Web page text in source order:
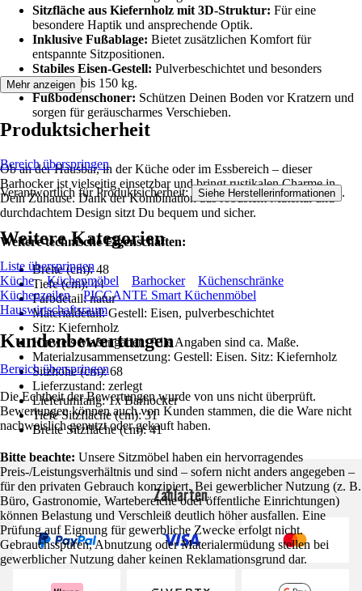
Sitzfläche aus Kiefernholz mit 3D-Struktur: Für eine
besondere Haptik und ansprechende Optik.
Inklusive Fußablage: Bietet zusätzlichen Komfort für
entspannte Sitzpositionen.
Stabiles Eisen-Gestell: Pulverbeschichtet und besonders
belastbar bis 150 kg.
Fußbodenschoner: Schützen Deinen Boden vor Kratzern und
sorgen für geräuscharmes Verschieben.
Ob an der Hausbar, in der Küche oder im Essbereich – dieser
Barhocker ist vielseitig einsetzbar und bringt rustikalen Charme in
Dein Zuhause. Dank der Kombination aus robustem Material und
durchdachtem Design sitzt Du bequem und sicher.
Weitere technische Eigenschaften:
Breite (cm): 48
Tiefe (cm): 44
Farbdetail: natur
Materialdetail: Gestell: Eisen, pulverbeschichtet
Sitz: Kiefernholz
Hinweis Maßangaben: Alle Angaben sind ca. Maße.
Materialzusammensetzung: Gestell: Eisen. Sitz: Kiefernholz
Sitzhöhe (cm): 68
Lieferzustand: zerlegt
Lieferumfang: 1x Barhocker
Tiefe Sitzfläche (cm): 31
Breite Sitzfläche (cm): 41
Bitte beachte: Unsere Sitzmöbel haben ein hervorragendes
Preis-/Leistungsverhältnis und sind – sofern nicht anders angegeben –
für den privaten Gebrauch konzipiert. Bei gewerblicher Nutzung (z. B.
Büro, Gastronomie, Wartebereiche oder öffentliche Einrichtungen)
können Belastung und Verschleiß deutlich höher ausfallen. Eine
Prüfung auf Eignung für gewerbliche Zwecke erfolgt nicht.
Gebrauchsspuren, Abnutzung oder Materialermüdung stellen bei
gewerblicher Nutzung daher keinen Reklamationsgrund dar.
Mehr anzeigen
Produktsicherheit
Bereich überspringen
Verantwortlich für Produktsicherheit: Siehe Herstellerinformationen .
Weitere Kategorien
Liste überspringen
Küche
Küchenmöbel Barhocker
Küchenschränke
Küchenzeilen
PICCANTE Smart Küchenmöbel
Hauswirtschaftsraum
Kundenbewertungen
Bereich überspringen
Die Echtheit der Bewertungen wurde von uns nicht überprüft.
Bewertungen können auch von Kunden stammen, die die Ware nicht
nachweislich genutzt oder gekauft haben.
Zahlarten